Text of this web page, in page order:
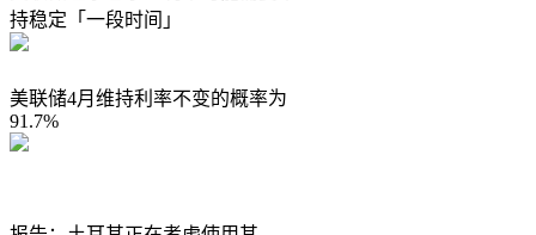
持稳定「一段时间」
美联储4月维持利率不变的概率为
91.7%